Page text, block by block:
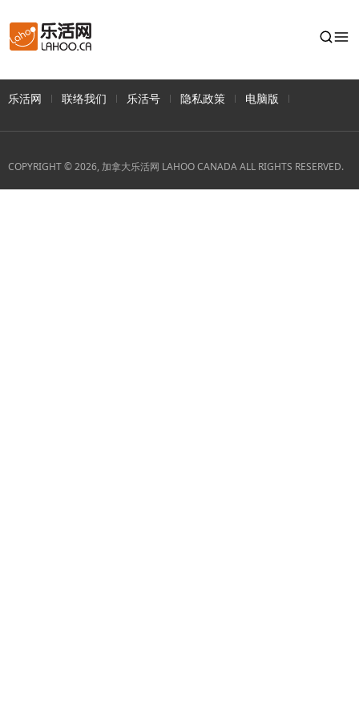
乐活网 联络我们 乐活号 隐私政策 电脑版
COPYRIGHT © 2026, 加拿大乐活网 LAHOO CANADA ALL RIGHTS RESERVED.